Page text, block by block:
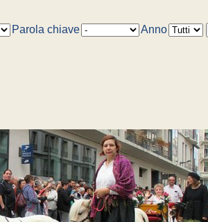
Parola chiave Anno